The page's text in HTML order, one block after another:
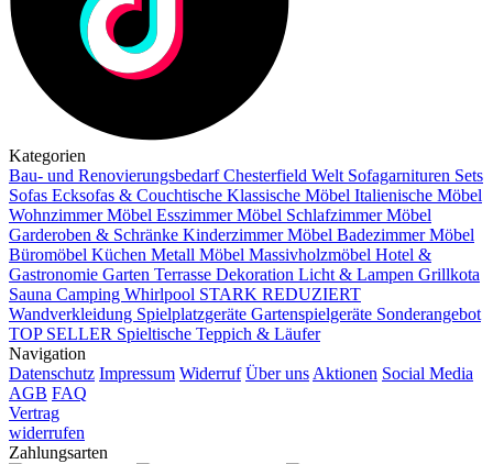
Kategorien
Bau- und RenovierungsbedarfChesterfield Welt Sofagarnituren Sets
Sofas Ecksofas & Couchtische Klassische Möbel Italienische Möbel
Wohnzimmer Möbel Esszimmer Möbel Schlafzimmer Möbel
Garderoben & Schränke Kinderzimmer Möbel Badezimmer Möbel
Büromöbel Küchen Metall Möbel Massivholzmöbel Hotel &
Gastronomie Garten Terrasse Dekoration Licht & Lampen Grillkota
Sauna Camping Whirlpool STARK REDUZIERT
Wandverkleidung Spielplatzgeräte Gartenspielgeräte Sonderangebot
TOP SELLER Spieltische Teppich & Läufer
Navigation
Datenschutz Impressum Widerruf Über uns Aktionen Social Media
AGB FAQ
Vertrag
widerrufen
Zahlungsarten